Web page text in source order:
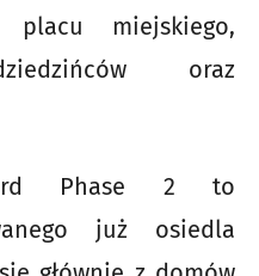
placu miejskiego,
oraz
Phase 2 to
już osiedla